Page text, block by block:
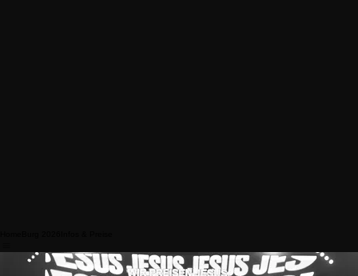
Burg 2026 Infos & Preise